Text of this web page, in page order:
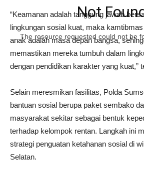
“Keamanan adalah tanggung jawab
lingkungan sosial kuat, maka
anak adalah masa depan bangsa,
memastikan mereka tumbuh dalam
dengan pendidikan karakter yang kuat,”
Selain meresmikan fasilitas, Polda
bantuan sosial berupa paket sembako
masyarakat sekitar sebagai bentuk
terhadap kelompok rentan. Langkah ini
strategi penguatan ketahanan sosial di
Selatan.
Not
The resource requested could not be